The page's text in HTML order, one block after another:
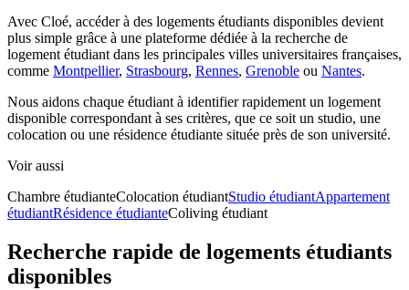
Avec Cloé, accéder à des logements étudiants disponibles devient
plus simple grâce à une plateforme dédiée à la recherche de
logement étudiant dans les principales villes universitaires françaises,
comme Montpellier, Strasbourg, Rennes, Grenoble ou Nantes.
Nous aidons chaque étudiant à identifier rapidement un logement
disponible correspondant à ses critères, que ce soit un studio, une
colocation ou une résidence étudiante située près de son université.
Voir aussi
Chambre étudianteColocation étudiantStudio étudiantAppartement
étudiantRésidence étudianteColiving étudiant
Recherche rapide de logements étudiants
disponibles